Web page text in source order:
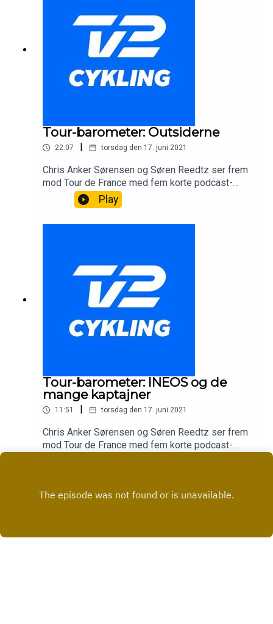
Tour-barometer: Outsiderne
22:07 torsdag den 17. juni 2021
Chris Anker Sørensen og Søren Reedtz ser frem
mod Tour de France med fem korte podcast-
afsnit om de største hold og favoritter. I dette
afsnit handler det om outsiderne.
Play
Tour-barometer: INEOS og de
mange kaptajner
11:51 torsdag den 17. juni 2021
Chris Anker Sørensen og Søren Reedtz ser frem
mod Tour de France med fem korte podcast-